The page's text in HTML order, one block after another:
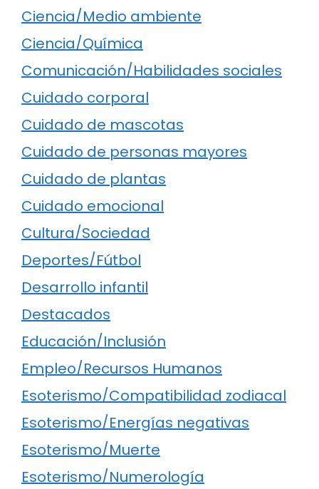
Ciencia/Medio ambiente
Ciencia/Química
Comunicación/Habilidades sociales
Cuidado corporal
Cuidado de mascotas
Cuidado de personas mayores
Cuidado de plantas
Cuidado emocional
Cultura/Sociedad
Deportes/Fútbol
Desarrollo infantil
Destacados
Educación/Inclusión
Empleo/Recursos Humanos
Esoterismo/Compatibilidad zodiacal
Esoterismo/Energías negativas
Esoterismo/Muerte
Esoterismo/Numerología